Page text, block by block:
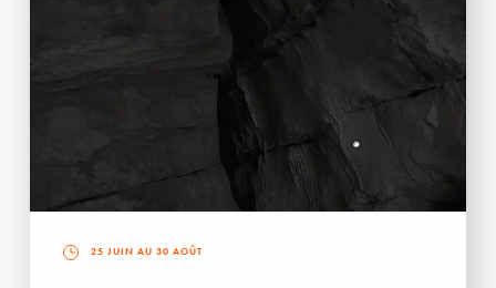
25 JUIN AU 30 AOÛT